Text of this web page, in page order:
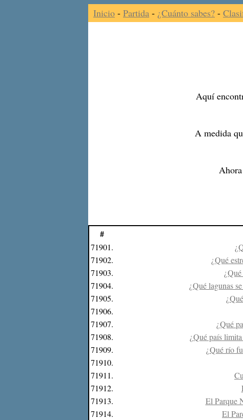
Inicio - Partida - ¿Cuánto sabes? -
Aquí
A medida
#
71901.
71902.
¿Qué
71903.
71904.
¿Qué lagunas
71905.
71906.
71907.
¿Qué
71908.
¿Qué país
71909.
¿Qué río
71910.
71911.
71912.
71913.
El Parque
71914.
El